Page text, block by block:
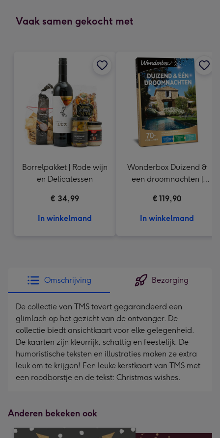
-
Vaak samen gekocht met
Borrelpakket | Rode wijn
en Delicatessen
€ 34,99
In winkelmand
Wonderbox Duizend &
een droomnachten |
€ 119,90
In winkelmand
Omschrijving Bezorging
De collectie van TMS tovert gegarandeerd een
glimlach op het gezicht van de ontvanger. De
collectie biedt ansichtkaart voor elke gelegenheid.
De kaarten zijn kleurrijk, schattig en feestelijk. De
humoristische teksten en illustraties maken ze extra
leuk om te krijgen! Een leuke kerstkaart van TMS met
een roodborstje en de tekst: Christmas wishes.
Anderen bekeken ook